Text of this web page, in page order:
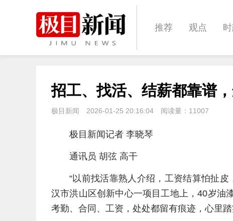
推荐 观点
文化 体育
招工、找活、结薪都靠谱
极目新闻 2026-01-25 20:16:04 阅读量： 11007
极目新闻记者 李晓琴
通讯员 胡弦 高干
“以前找活靠熟人介绍，工资结算怕扯皮
汉市洪山区创新中心一项目工地上，40岁油
考勤、合同、工资，处处都留有痕迹，心里踏